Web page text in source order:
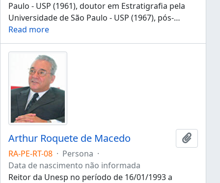
Paulo - USP (1961), doutor em Estratigrafia pela
Universidade de São Paulo - USP (1967), pós-…
Read more
Arthur Roquete de Macedo
Añadir
RA-PE-RT-08 · Persona ·
Data de nascimento não informada
Reitor da Unesp no período de 16/01/1993 a